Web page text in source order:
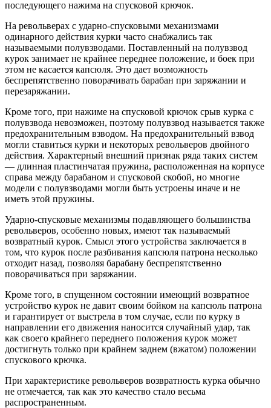
последующего нажима на спусковой крючок.
На револьверах с ударно-спусковыми механизмами
одинарного действия курки часто снабжались так
называемыми полувзводами. Поставленный на полувзвод
курок занимает не крайнее переднее положение, и боек при
этом не касается капсюля. Это дает возможность
беспрепятственно поворачивать барабан при заряжании и
перезаряжании.
Кроме того, при нажиме на спусковой крючок срыв курка с
полувзвода невозможен, поэтому полувзвод называется также
предохранительным взводом. На предохранительный взвод
могли ставиться курки и некоторых револьверов двойного
действия. Характерный внешний признак ряда таких систем
— длинная пластинчатая пружина, расположенная на корпусе
справа между барабаном и спусковой скобой, но многие
модели с полувзводами могли быть устроены иначе и не
иметь этой пружины.
Ударно-спусковые механизмы подавляющего большинства
револьверов, особенно новых, имеют так называемый
возвратный курок. Смысл этого устройства заключается в
том, что курок после разбивания капсюля патрона несколько
отходит назад, позволяя барабану беспрепятственно
поворачиваться при заряжании.
Кроме того, в спущенном состоянии имеющий возвратное
устройство курок не давит своим бойком на капсюль патрона
и гарантирует от выстрела в том случае, если по курку в
направлении его движения наносится случайный удар, так
как своего крайнего переднего положения курок может
достигнуть только при крайнем заднем (вжатом) положении
спускового крючка.
При характеристике револьверов возвратность курка обычно
не отмечается, так как это качество стало весьма
распространенным.